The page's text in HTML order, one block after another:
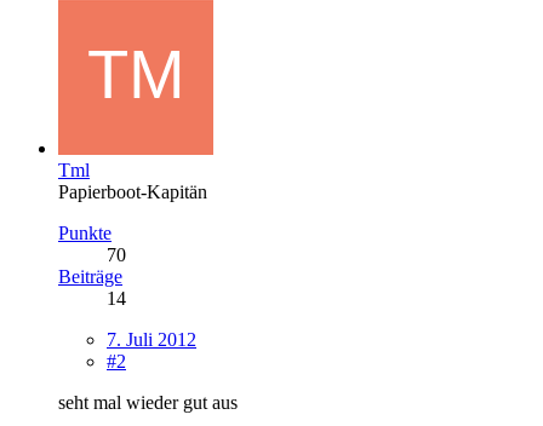
Tml
Papierboot-Kapitän
Punkte
70
Beiträge
14
7. Juli 2012
#2
seht mal wieder gut aus